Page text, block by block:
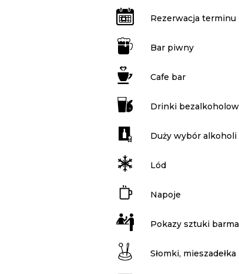
Rezerwacja terminu
Bar piwny
Cafe bar
Drinki
Duży wybór alkoholi
Lód
Napoje
Pokazy sztuki
Słomki, mieszadełka